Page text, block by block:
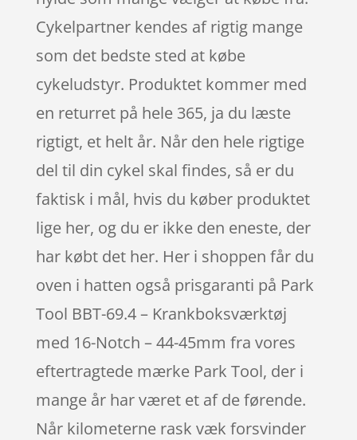
Cykelpartner kendes af rigtig mange
som det bedste sted at købe
cykeludstyr. Produktet kommer med
en returret på hele 365, ja du læste
rigtigt, et helt år. Når den hele rigtige
del til din cykel skal findes, så er du
faktisk i mål, hvis du køber produktet
lige her, og du er ikke den eneste, der
har købt det her. Her i shoppen får du
oven i hatten også prisgaranti på Park
Tool BBT-69.4 – Krankboksværktøj
med 16-Notch – 44-45mm fra vores
eftertragtede mærke Park Tool, der i
mange år har været et af de førende.
Når kilometerne rask væk forsvinder